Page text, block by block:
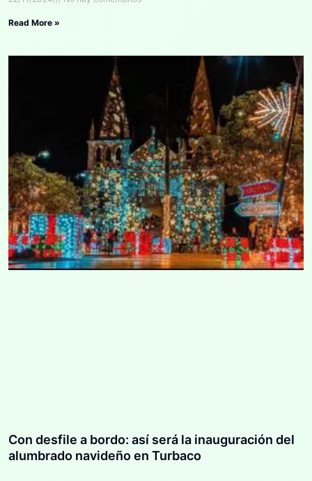
Read More »
Con desfile a bordo: así será la inauguración del
alumbrado navideño en Turbaco